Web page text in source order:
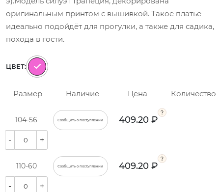
оригинальным принтом с вышивкой. Такое платье
идеально подойдёт для прогулки, а также для садика,
похода в гости.
ЦВЕТ:
Размер Наличие Цена Количество
104-56 Сообщить о поступлении 409.20 ₽
- +
110-60 Сообщить о поступлении 409.20 ₽
- +